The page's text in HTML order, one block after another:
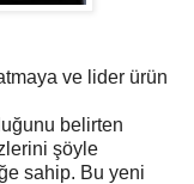
ve lider ürün
belirten
şöyle
sahip. Bu yeni